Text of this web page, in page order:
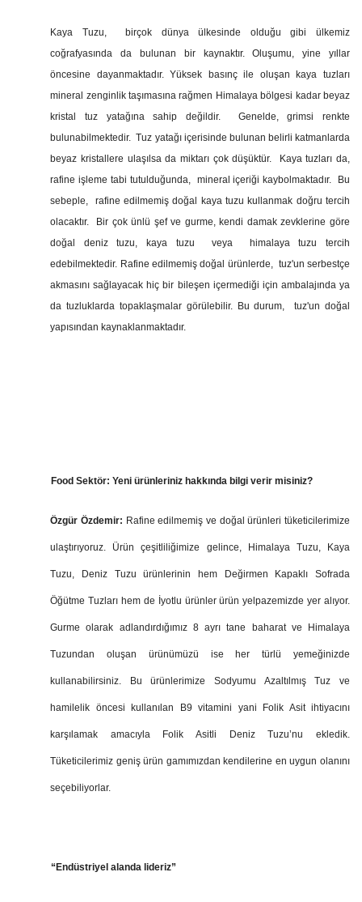
Kaya Tuzu, birçok dünya ülkesinde olduğu gibi ülkemiz
coğrafyasında da bulunan bir kaynaktır. Oluşumu, yine yıllar
öncesine dayanmaktadır. Yüksek basınç ile oluşan kaya tuzları
mineral zenginlik taşımasına rağmen Himalaya bölgesi kadar beyaz
kristal tuz yatağına sahip değildir. Genelde, grimsi renkte
bulunabilmektedir. Tuz yatağı içerisinde bulunan belirli katmanlarda
beyaz kristallere ulaşılsa da miktarı çok düşüktür. Kaya tuzları da,
rafine işleme tabi tutulduğunda, mineral içeriği kaybolmaktadır. Bu
sebeple, rafine edilmemiş doğal kaya tuzu kullanmak doğru tercih
olacaktır. Bir çok ünlü şef ve gurme, kendi damak zevklerine göre
doğal deniz tuzu, kaya tuzu veya himalaya tuzu tercih
edebilmektedir. Rafine edilmemiş doğal ürünlerde, tuz'un serbestçe
akmasını sağlayacak hiç bir bileşen içermediği için ambalajında ya
da tuzluklarda topaklaşmalar görülebilir. Bu durum, tuz'un doğal
yapısından kaynaklanmaktadır.
Food Sektör: Yeni ürünleriniz hakkında bilgi verir misiniz?
Özgür Özdemir: Rafine edilmemiş ve doğal ürünleri tüketicilerimize
ulaştırıyoruz. Ürün çeşitliliğimize gelince, Himalaya Tuzu, Kaya
Tuzu, Deniz Tuzu ürünlerinin hem Değirmen Kapaklı Sofrada
Öğütme Tuzları hem de İyotlu ürünler ürün yelpazemizde yer alıyor.
Gurme olarak adlandırdığımız 8 ayrı tane baharat ve Himalaya
Tuzundan oluşan ürünümüzü ise her türlü yemeğinizde
kullanabilirsiniz. Bu ürünlerimize Sodyumu Azaltılmış Tuz ve
hamilelik öncesi kullanılan B9 vitamini yani Folik Asit ihtiyacını
karşılamak amacıyla Folik Asitli Deniz Tuzu’nu ekledik.
Tüketicilerimiz geniş ürün gamımızdan kendilerine en uygun olanını
seçebiliyorlar.
“Endüstriyel alanda lideriz”